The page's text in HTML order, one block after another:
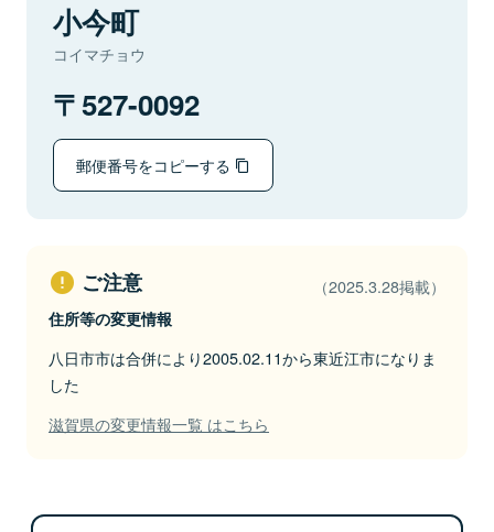
小今町
コイマチョウ
527-0092
郵便番号をコピーする
ご注意 （2025.3.28掲載）
住所等の変更情報
八日市市は合併により2005.02.11から東近江市になりま
した
滋賀県の変更情報一覧 はこちら